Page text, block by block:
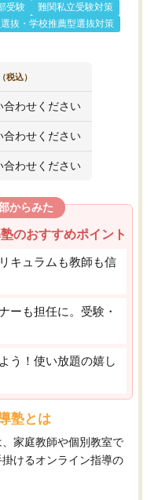
受験
難関私立受験対策
抜・学校推薦型選抜対策
（税込）
合わせください
合わせください
合わせください
からみた
のおすすめポイント
キュラムも教師も信
ーも担任に。受験・
う！使い放題の嬉し
塾とは
家庭教師や個別教室で
けるオンライン指導の